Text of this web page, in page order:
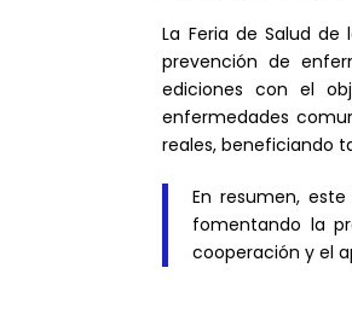
La Feria de Salud
prevención de
ediciones con el
enfermedades
reales, beneficiando
En resumen,
fomentando la
cooperación y el